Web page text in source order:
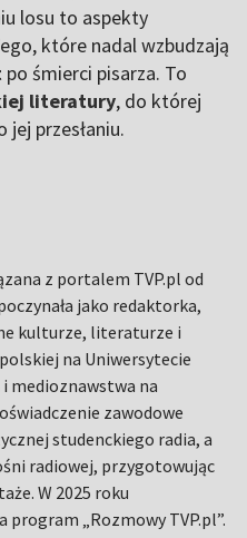
losu to aspekty
które nadal wzbudzają
po śmierci pisarza. To
literatury, do której
przesłaniu.
z portalem TVP.pl od
jako redaktorka,
kulturze, literaturze i
na Uniwersytecie
medioznawstwa na
zawodowe
studenckiego radia, a
radiowej, przygotowując
W 2025 roku
program „Rozmowy TVP.pl”.